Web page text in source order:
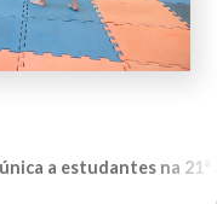
a estudantes na